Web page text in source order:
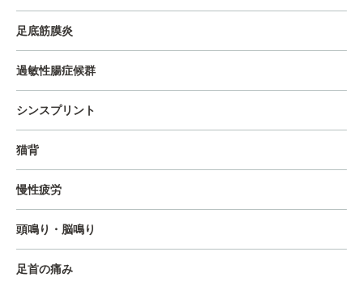
足底筋膜炎
過敏性腸症候群
シンスプリント
猫背
慢性疲労
頭鳴り・脳鳴り
足首の痛み